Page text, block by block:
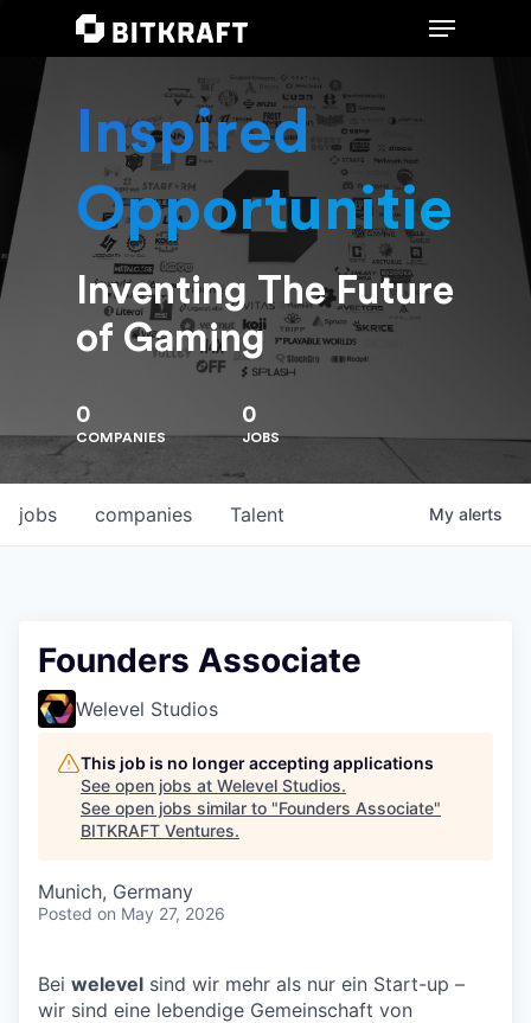
Hit enter to search or ESC to close
Inspired
Opportunities
Inventing The Future
of Gaming
0
COMPANIES
0
JOBS
jobs companies Talent My alerts
Founders Associate
Welevel Studios
This job is no longer accepting applications
See open jobs at Welevel Studios.
See open jobs similar to "Founders Associate"
BITKRAFT Ventures.
Munich, Germany
Posted on May 27, 2026
Bei welevel sind wir mehr als nur ein Start-up –
wir sind eine lebendige Gemeinschaft von